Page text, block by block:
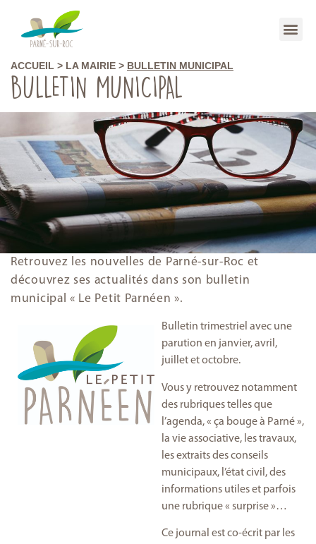
ACCUEIL > LA MAIRIE > BULLETIN MUNICIPAL
BULLETIN MUNICIPAL
Retrouvez les nouvelles de Parné-sur-Roc et
découvrez ses actualités dans son bulletin
municipal « Le Petit Parnéen ».
Bulletin trimestriel avec une
parution en janvier, avril,
juillet et octobre.
Vous y retrouvez notamment
des rubriques telles que
l’agenda, « ça bouge à Parné »,
la vie associative, les travaux,
les extraits des conseils
municipaux, l’état civil, des
informations utiles et parfois
une rubrique « surprise »…
Ce journal est co-écrit par les